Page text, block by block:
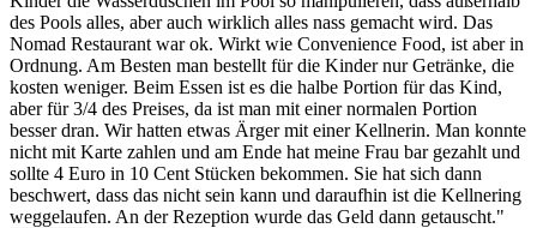
des Pools alles, aber auch wirklich alles nass gemacht wird. Das
Nomad Restaurant war ok. Wirkt wie Convenience Food, ist aber in
Ordnung. Am Besten man bestellt für die Kinder nur Getränke, die
kosten weniger. Beim Essen ist es die halbe Portion für das Kind,
aber für 3/4 des Preises, da ist man mit einer normalen Portion
besser dran. Wir hatten etwas Ärger mit einer Kellnerin. Man konnte
nicht mit Karte zahlen und am Ende hat meine Frau bar gezahlt und
sollte 4 Euro in 10 Cent Stücken bekommen. Sie hat sich dann
beschwert, dass das nicht sein kann und daraufhin ist die Kellnering
weggelaufen. An der Rezeption wurde das Geld dann getauscht."